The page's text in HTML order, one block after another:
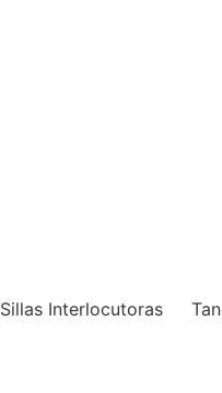
Sillas Interlocutoras